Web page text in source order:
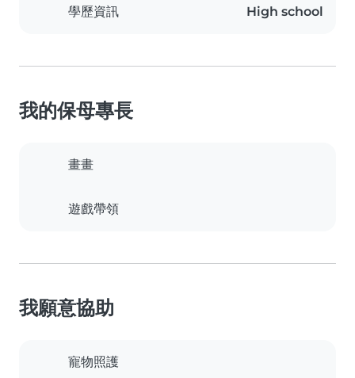
學歷資訊 High school
我的保母專長
畫畫
遊戲帶領
我願意協助
寵物照護